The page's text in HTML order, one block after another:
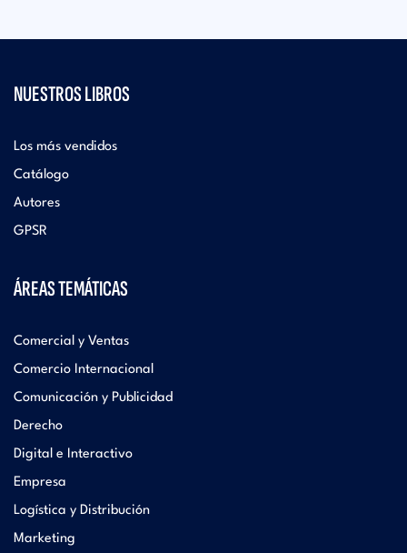
NUESTROS LIBROS
Los más vendidos
Catálogo
Autores
GPSR
ÁREAS TEMÁTICAS
Comercial y Ventas
Comercio Internacional
Comunicación y Publicidad
Derecho
Digital e Interactivo
Empresa
Logística y Distribución
Marketing